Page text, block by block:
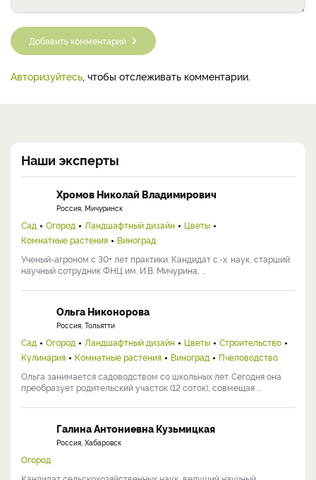
Добавить комментарий
Авторизуйтесь , чтобы отслеживать комментарии.
Наши эксперты
Хромов Николай Владимирович
Россия, Мичуринск
Сад Огород Ландшафтный дизайн
Цветы
Комнатные растения
Виноград
Ученый-агроном с 30+ лет практики. Кандидат с.-х. наук, старший
научный сотрудник ФНЦ им. И.В. Мичурина, ...
Ольга Никонорова
Россия, Тольятти
Сад Огород Ландшафтный дизайн Цветы
Строительство
Кулинария
Комнатные растения Виноград
Пчеловодство
Ольга занимается садоводством со школьных лет. Сегодня она
преобразует родительский участок (12 соток), совмещая ...
Галина Антониевна Кузьмицкая
Россия, Хабаровск
Огород